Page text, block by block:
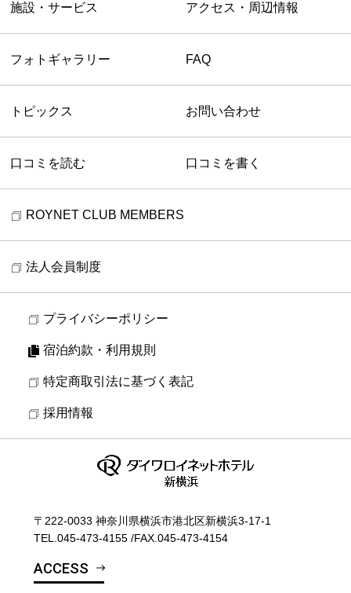
施設・サービス アクセス・周辺情報
フォトギャラリー FAQ
トピックス お問い合わせ
口コミを読む 口コミを書く
ROYNET CLUB MEMBERS
法人会員制度
プライバシーポリシー
宿泊約款・利用規則
特定商取引法に基づく表記
採用情報
〒222-0033 神奈川県横浜市港北区新横浜3-17-1
TEL.045-473-4155 /FAX.045-473-4154
ACCESS